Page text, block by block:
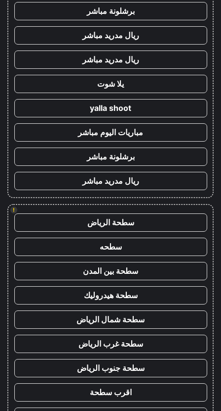
برشلونة مباشر
ريال مدريد مباشر
ريال مدريد مباشر
يلا شوت
yalla shoot
مباريات اليوم مباشر
برشلونة مباشر
ريال مدريد مباشر
!
سطحة الرياض
سطحه
سطحة بين المدن
سطحة هيدروليك
سطحة شمال الرياض
سطحة غرب الرياض
سطحة جنوب الرياض
اقرب سطحة